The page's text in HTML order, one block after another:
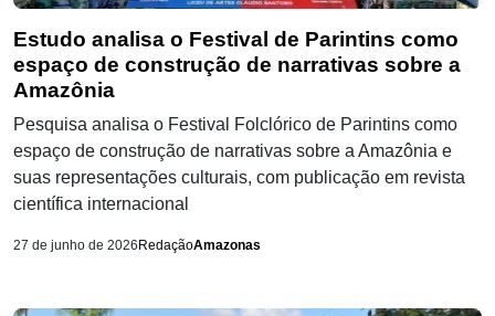
Estudo analisa o Festival de Parintins como
espaço de construção de narrativas sobre a
Amazônia
Pesquisa analisa o Festival Folclórico de Parintins como
espaço de construção de narrativas sobre a Amazônia e
suas representações culturais, com publicação em revista
científica internacional
27 de junho de 2026 RedaçãoAmazonas